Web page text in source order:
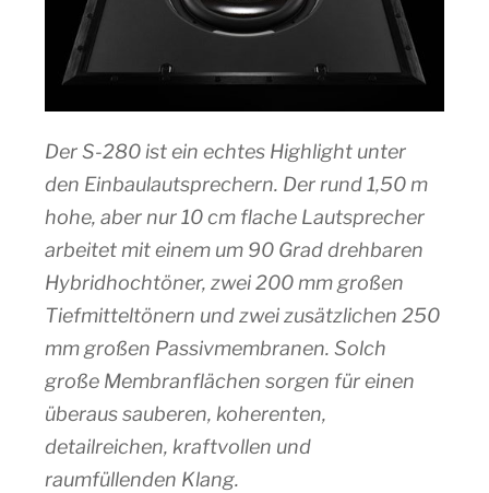
Der S-280 ist ein echtes Highlight unter
den Einbaulautsprechern. Der rund 1,50 m
hohe, aber nur 10 cm flache Lautsprecher
arbeitet mit einem um 90 Grad drehbaren
Hybridhochtöner, zwei 200 mm großen
Tiefmitteltönern und zwei zusätzlichen 250
mm großen Passivmembranen. Solch
große Membranflächen sorgen für einen
überaus sauberen, koherenten,
detailreichen, kraftvollen und
raumfüllenden Klang.